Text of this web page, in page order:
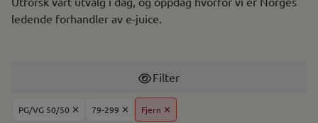
ledende forhandler av e-juice.
Filter
PG/VG 50/50 79-299 Fjern